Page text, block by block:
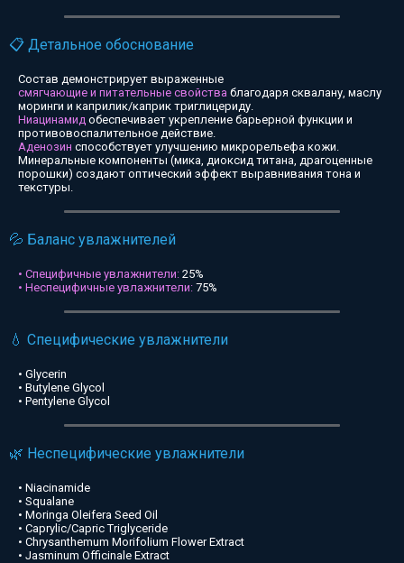
📋 Детальное обоснование
Состав демонстрирует выраженные
смягчающие и питательные свойства благодаря сквалану, маслу
моринги и каприлик/каприк триглицериду.
Ниацинамид обеспечивает укрепление барьерной функции и
противовоспалительное действие.
Аденозин способствует улучшению микрорельефа кожи.
Минеральные компоненты (мика, диоксид титана, драгоценные
порошки) создают оптический эффект выравнивания тона и
текстуры.
💦 Баланс увлажнителей
• Специфичные увлажнители: 25%
• Неспецифичные увлажнители: 75%
💧 Специфические увлажнители
• Glycerin
• Butylene Glycol
• Pentylene Glycol
🌿 Неспецифические увлажнители
• Niacinamide
• Squalane
• Moringa Oleifera Seed Oil
• Caprylic/Capric Triglyceride
• Chrysanthemum Morifolium Flower Extract
• Jasminum Officinale Extract